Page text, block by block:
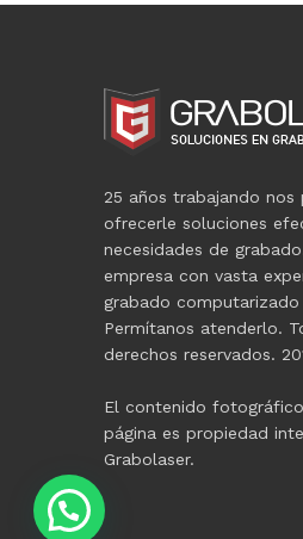
25 años trabajando nos
ofrecerle soluciones
necesidades de
empresa con vasta
grabado computarizado
Permítanos atenderlo.
derechos reservados.
El contenido
página es propiedad
Grabolaser.